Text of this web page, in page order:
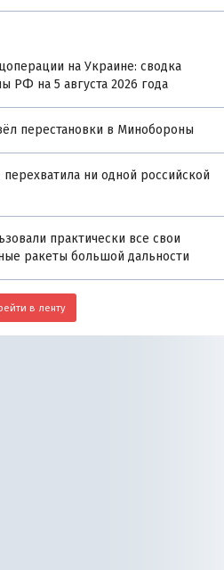
на Украине: сводка
РФ на 5 августа 2026 года
перестановки в Минобороны
ни одной российской
практически все свои
ракеты большой дальности
в ленту